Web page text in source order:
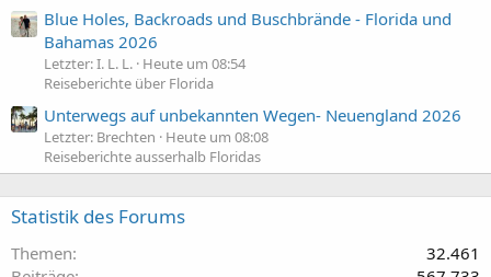
Blue Holes, Backroads und Buschbrände - Florida und
Bahamas 2026
Letzter: I. L. L. Heute um 08:54
Reiseberichte über Florida
Unterwegs auf unbekannten Wegen- Neuengland 2026
Letzter: Brechten
Heute um 08:08
Reiseberichte ausserhalb Floridas
Statistik des Forums
Themen
32.461